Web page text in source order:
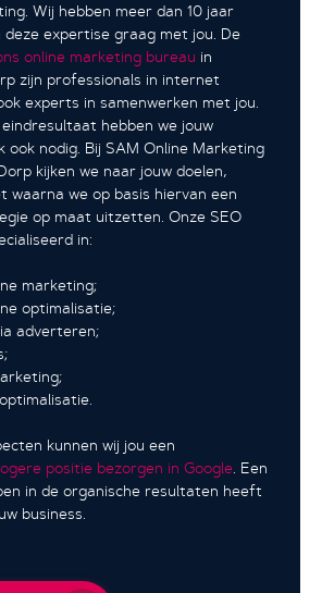
Wij hebben meer dan 10 jaar
expertise graag met jou. De
online marketing bureau in
zijn professionals in internet
experts in samenwerken met jou.
hebben we jouw
ook nodig. Bij SAM Online Marketing
kijken we naar jouw doelen,
waarna we op basis hiervan een
op maat uitzetten. Onze SEO
in:
marketing;
optimalisatie;
adverteren;
kunnen wij jou een
positie bezorgen in Google. Een
in de organische resultaten heeft
business.